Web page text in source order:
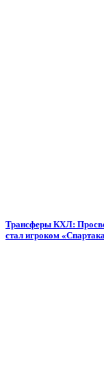
Трансферы КХЛ:
стал игроком